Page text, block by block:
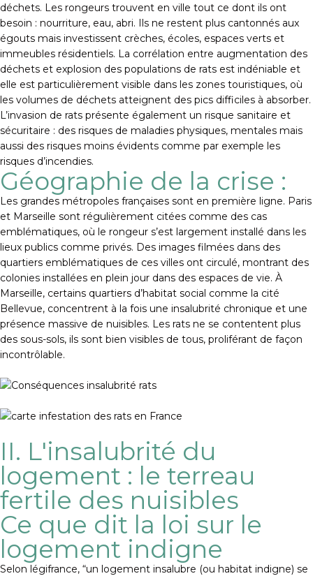
déchets. Les rongeurs trouvent en ville tout ce dont ils ont
besoin : nourriture, eau, abri. Ils ne restent plus cantonnés aux
égouts mais investissent crèches, écoles, espaces verts et
immeubles résidentiels. La corrélation entre augmentation des
déchets et explosion des populations de rats est indéniable et
elle est particulièrement visible dans les zones touristiques, où
les volumes de déchets atteignent des pics difficiles à absorber.
L’invasion de rats présente également un risque sanitaire et
sécuritaire : des risques de maladies physiques, mentales mais
aussi des risques moins évidents comme par exemple les
risques d’incendies.
Géographie de la crise :
Les grandes métropoles françaises sont en première ligne. Paris
et Marseille sont régulièrement citées comme des cas
emblématiques, où le rongeur s’est largement installé dans les
lieux publics comme privés. Des images filmées dans des
quartiers emblématiques de ces villes ont circulé, montrant des
colonies installées en plein jour dans des espaces de vie. À
Marseille, certains quartiers d’habitat social comme la cité
Bellevue, concentrent à la fois une insalubrité chronique et une
présence massive de nuisibles. Les rats ne se contentent plus
des sous-sols, ils sont bien visibles de tous, proliférant de façon
incontrôlable.
II. L'insalubrité du
logement : le terreau
fertile des nuisibles
Ce que dit la loi sur le
logement indigne
Selon légifrance, “un logement insalubre (ou habitat indigne) se